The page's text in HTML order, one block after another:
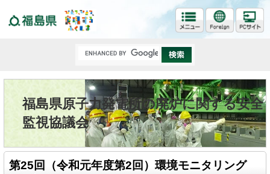
福島県原子力発電所の廃炉に関する安全
監視協議会
第25回（令和元年度第2回）環境モニタリング